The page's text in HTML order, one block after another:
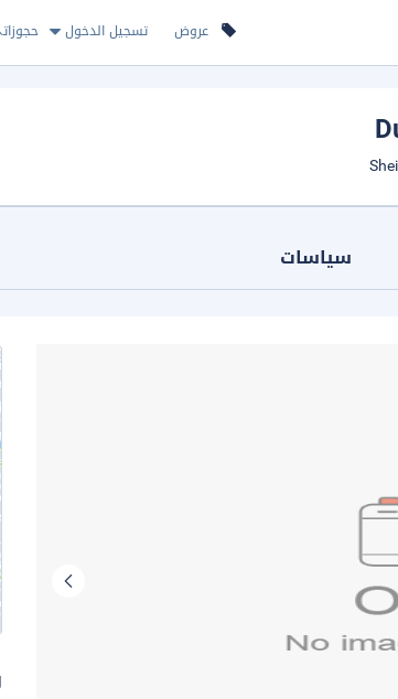
عروض تسجيل الدخول
سياسات